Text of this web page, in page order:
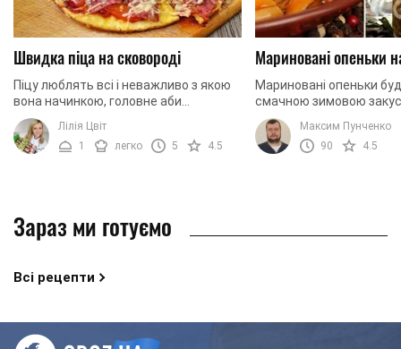
Швидка піца на сковороді
Піцу люблять всі і неважливо з якою
вона начинкою, головне аби
побільше. В такому випадку, що може
бути краще, ніж приготувати її
самостійно з ...
Лілія Цвіт
1
легко 5 4.5
Мариновані опеньки
Мариновані опеньки
смачною зимовою
приготуємо їх разом!
Максим Пунченко
90
4.5
Зараз ми готуємо
Всі рецепти